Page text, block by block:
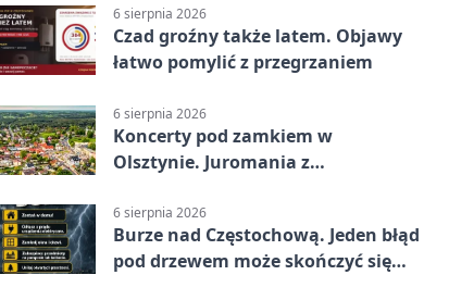
6 sierpnia 2026
Czad groźny także latem. Objawy
łatwo pomylić z przegrzaniem
6 sierpnia 2026
Koncerty pod zamkiem w
Olsztynie. Juromania z
6 sierpnia 2026
Burze nad Częstochową. Jeden błąd
pod drzewem może skończyć się